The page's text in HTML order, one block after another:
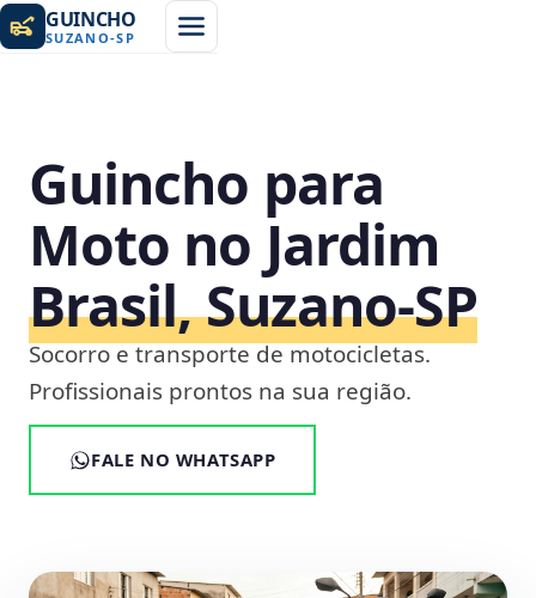
GUINCHO
SUZANO-SP
Guincho para
Moto no Jardim
Brasil, Suzano‑SP
Socorro e transporte de motocicletas.
Profissionais prontos na sua região.
FALE NO WHATSAPP